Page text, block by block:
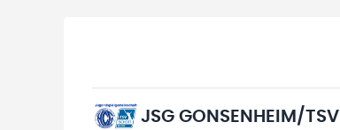
JSG GONSENHEIM/